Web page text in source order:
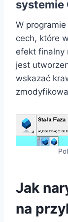
systemie
W
cech, które
efekt finalny
jest
wskazać
Jak
na